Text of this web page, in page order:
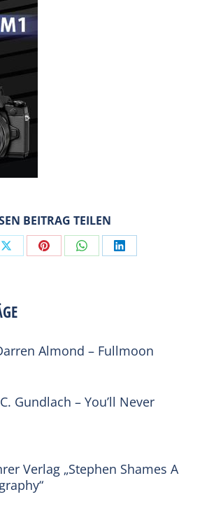
BEITRAG TEILEN
Share Share Share Share
Almond – Fullmoon
Gundlach – You’ll Never
Verlag „Stephen Shames A